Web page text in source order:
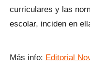
curriculares y las
escolar, inciden en
Más info: Editorial